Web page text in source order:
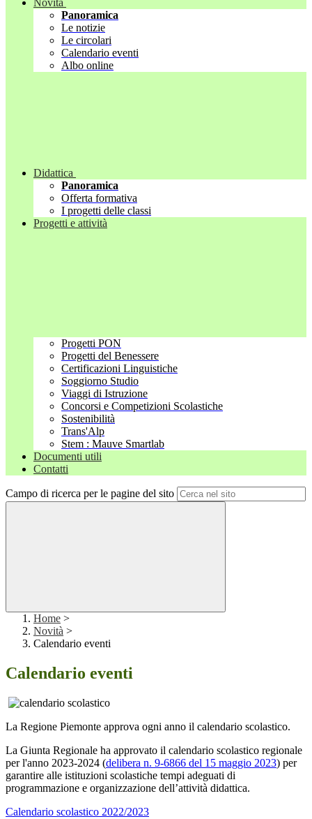
Novità
Panoramica
Le notizie
Le circolari
Calendario eventi
Albo online
Didattica
Panoramica
Offerta formativa
I progetti delle classi
Progetti e attività
Progetti PON
Progetti del Benessere
Certificazioni Linguistiche
Soggiorno Studio
Viaggi di Istruzione
Concorsi e Competizioni Scolastiche
Sostenibilità
Trans'Alp
Stem : Mauve Smartlab
Documenti utili
Contatti
Campo di ricerca per le pagine del sito
Home >
Novità >
Calendario eventi
Calendario eventi
La Regione Piemonte approva ogni anno il calendario scolastico.
La Giunta Regionale ha approvato il calendario scolastico regionale
per l'anno 2023-2024 (delibera n. 9-6866 del 15 maggio 2023) per
garantire alle istituzioni scolastiche tempi adeguati di
programmazione e organizzazione dell’attività didattica.
Calendario scolastico 2022/2023